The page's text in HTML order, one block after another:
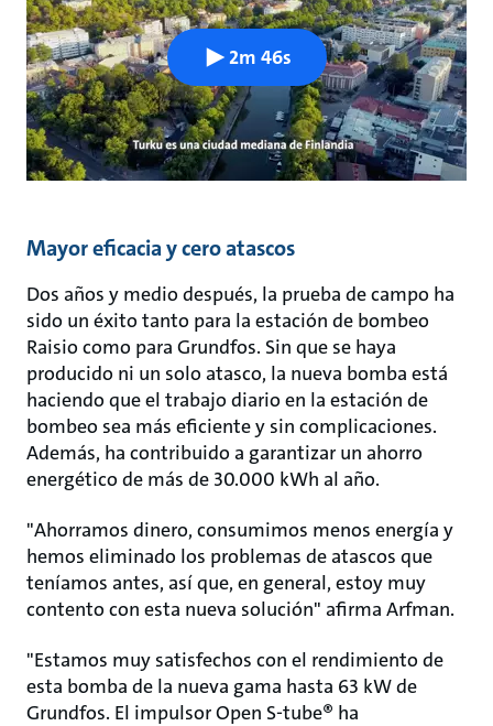
2m 46s
Mayor eficacia y cero atascos
Dos años y medio después, la prueba de campo ha
sido un éxito tanto para la estación de bombeo
Raisio como para Grundfos. Sin que se haya
producido ni un solo atasco, la nueva bomba está
haciendo que el trabajo diario en la estación de
bombeo sea más eficiente y sin complicaciones.
Además, ha contribuido a garantizar un ahorro
energético de más de 30.000 kWh al año.
"Ahorramos dinero, consumimos menos energía y
hemos eliminado los problemas de atascos que
teníamos antes, así que, en general, estoy muy
contento con esta nueva solución" afirma Arfman.
"Estamos muy satisfechos con el rendimiento de
esta bomba de la nueva gama hasta 63 kW de
Grundfos. El impulsor Open S-tube® ha